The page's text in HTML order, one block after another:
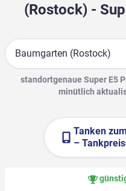
(Rostock) -
Suche
standortgenaue Super E5
minütlich
Tanken zum
–